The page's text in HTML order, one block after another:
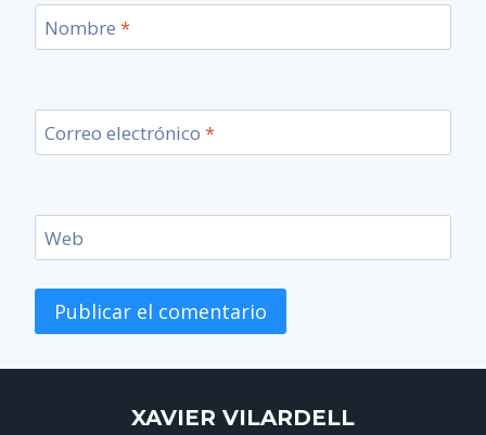
Nombre *
Correo electrónico *
Web
XAVIER VILARDELL